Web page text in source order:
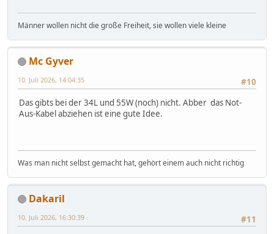
Männer wollen nicht die große Freiheit, sie wollen viele kleine
Mc Gyver
#10
10. Juli 2026, 14:04:35
Das gibts bei der 34L und 55W (noch) nicht. Abber das Not-
Aus-Kabel abziehen ist eine gute Idee.
Was man nicht selbst gemacht hat, gehört einem auch nicht richtig
Dakaril
#11
10. Juli 2026, 16:30:39